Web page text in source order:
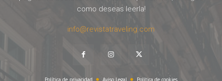
como deseas leerla!
info@revistatraveling.com
Política de privacidad Aviso Legal Política de cookies